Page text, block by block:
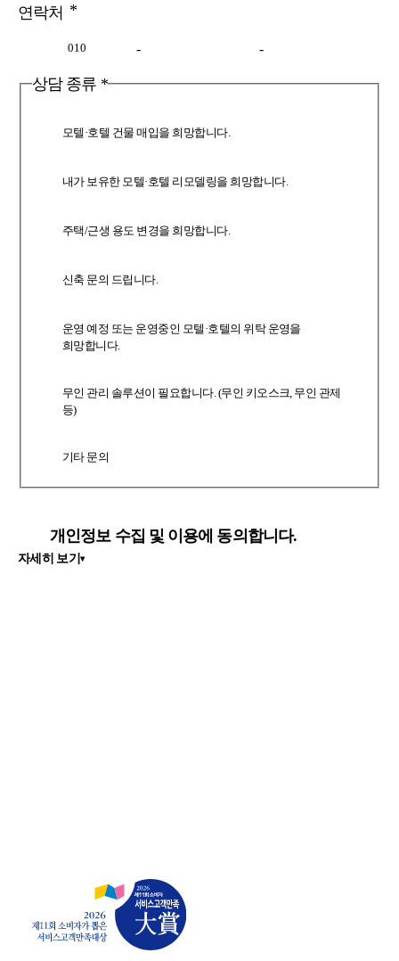
연락처 *
- -
상담 종류 *
모텔·호텔 건물 매입을 희망합니다.
내가 보유한 모텔·호텔 리모델링을 희망합니다.
주택/근생 용도 변경을 희망합니다.
신축 문의 드립니다.
운영 예정 또는 운영중인 모텔·호텔의 위탁 운영을
희망합니다.
무인 관리 솔루션이 필요합니다. (무인 키오스크, 무인 관제
등)
기타 문의
개인정보 수집 및 이용에 동의합니다.
자세히 보기 ▾